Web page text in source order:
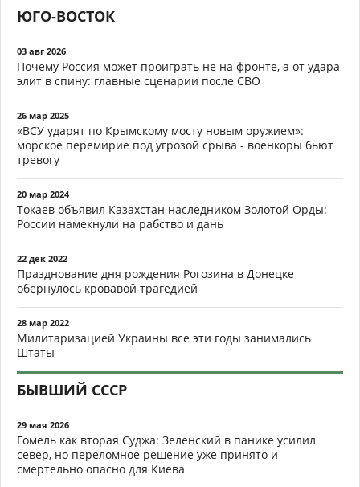
ЮГО-ВОСТОК
03 авг 2026
Почему Россия может проиграть не на фронте, а от удара
элит в спину: главные сценарии после СВО
26 мар 2025
«ВСУ ударят по Крымскому мосту новым оружием»:
морское перемирие под угрозой срыва - военкоры бьют
тревогу
20 мар 2024
Токаев объявил Казахстан наследником Золотой Орды:
России намекнули на рабство и дань
22 дек 2022
Празднование дня рождения Рогозина в Донецке
обернулось кровавой трагедией
28 мар 2022
Милитаризацией Украины все эти годы занимались
Штаты
БЫВШИЙ СССР
29 мая 2026
Гомель как вторая Суджа: Зеленский в панике усилил
север, но переломное решение уже принято и
смертельно опасно для Киева